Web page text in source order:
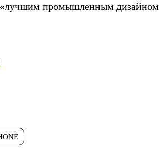
промышленным дизайном